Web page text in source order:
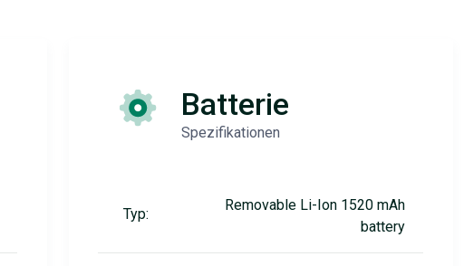
Batterie
Spezifikationen
Typ:
Removable Li-Ion 1520 mAh
battery